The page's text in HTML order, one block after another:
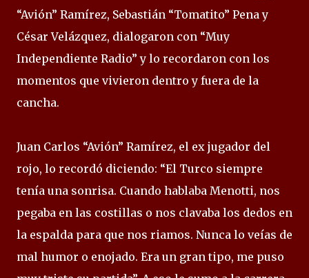
“Avión” Ramírez, Sebastián “Tomatito” Pena y
César Velázquez, dialogaron con “Muy
Independiente Radio” y lo recordaron con los
momentos que vivieron dentro y fuera de la
cancha.
Juan Carlos “Avión” Ramírez, el ex jugador del
rojo, lo recordó diciendo: “El Turco siempre
tenía una sonrisa. Cuando hablaba Menotti, nos
pegaba en las costillas o nos clavaba los dedos en
la espalda para que nos riamos. Nunca lo veías de
mal humor o enojado. Era un gran tipo, me puso